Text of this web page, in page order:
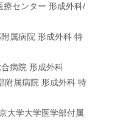
療センター 形成外科/
属病院 形成外科 特
病院 形成外科
附属病院 形成外科 特
大学大学医学部付属